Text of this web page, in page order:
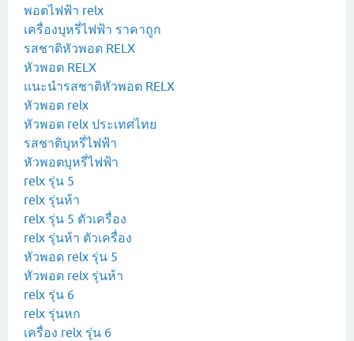
พอตไฟฟ้า relx
เครื่องบุหรี่ไฟฟ้า ราคาถูก
รสชาติหัวพอต RELX
หัวพอต RELX
แนะนำรสชาติหัวพอต RELX
หัวพอต relx
หัวพอต relx ประเทศไทย
รสชาติบุหรี่ไฟฟ้า
หัวพอตบุหรี่ไฟฟ้า
relx รุ่น 5
relx รุ่นห้า
relx รุ่น 5 ตัวเครื่อง
relx รุ่นห้า ตัวเครื่อง
หัวพอด relx รุ่น 5
หัวพอด relx รุ่นห้า
relx รุ่น 6
relx รุ่นหก
เครื่อง relx รุ่น 6